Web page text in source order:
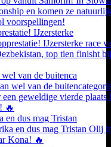
IJzersterke
van de buitenca
dus mag Tristan